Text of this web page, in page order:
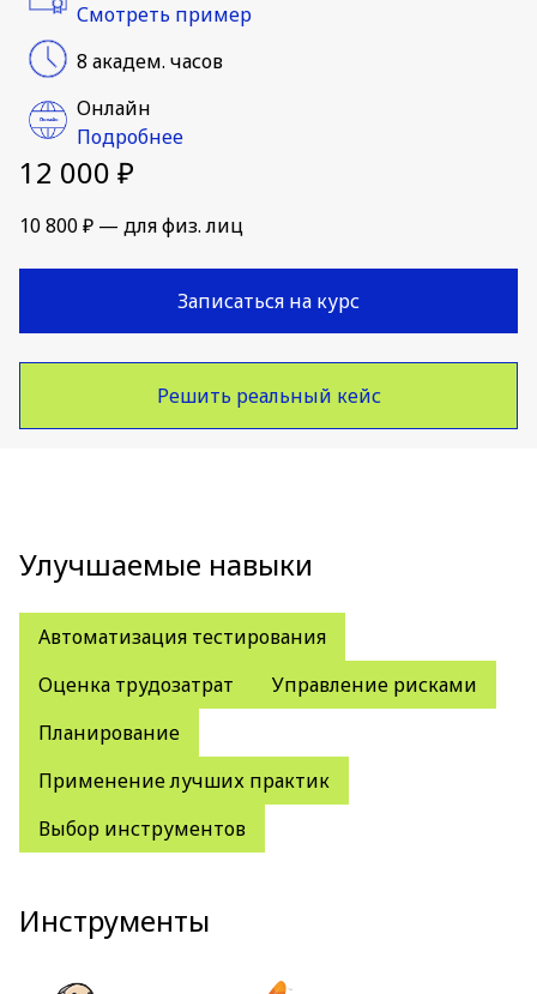
Смотреть пример
8 академ. часов
Онлайн
Подробнее
12 000 ₽
10 800 ₽ — для физ. лиц
Записаться на курс
Решить реальный кейс
Улучшаемые навыки
Автоматизация тестирования
Оценка трудозатрат
Управление рисками
Планирование
Применение лучших практик
Выбор инструментов
Инструменты